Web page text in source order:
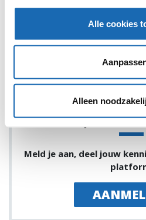
Alle cookies
Alleen
1
SHARE, LEARN
Meld je aan, deel jouw